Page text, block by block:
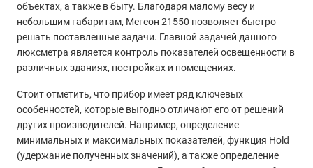
объектах, а также в быту. Благодаря малому весу и
небольшим габаритам, Мегеон 21550 позволяет быстро
решать поставленные задачи. Главной задачей данного
люксметра является контроль показателей освещенности в
различных зданиях, постройках и помещениях.
Стоит отметить, что прибор имеет ряд ключевых
особенностей, которые выгодно отличают его от решений
других производителей. Например, определение
минимальных и максимальных показателей, функция Hold
(удержание полученных значений), а также определение